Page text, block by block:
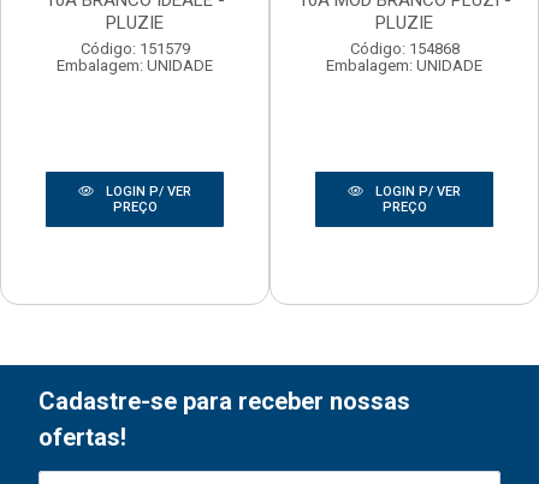
PLUZIE
Código: 151579
Embalagem: UNIDADE
LOGIN P/ VER
PREÇO
PLUZIE
Código: 154868
Embalagem: UNIDADE
LOGIN P/ VER
PREÇO
Cadastre-se para receber nossas
ofertas!